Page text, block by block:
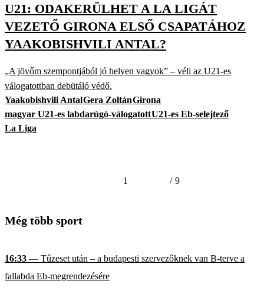
U21: ODAKERÜLHET A LA LIGÁT
VEZETŐ GIRONA ELSŐ CSAPATÁHOZ
YAAKOBISHVILI ANTAL?
„A jövőm szempontjából jó helyen vagyok” – véli az U21-es
válogatottban debütáló védő.
Yaakobishvili AntalGera ZoltánGirona
magyar U21-es labdarúgó-válogatottU21-es Eb-selejtező
La Liga
1 / 9
Még több sport
16:33 — Tűzeset után – a budapesti szervezőknek van B-terve a
fallabda Eb-megrendezésére